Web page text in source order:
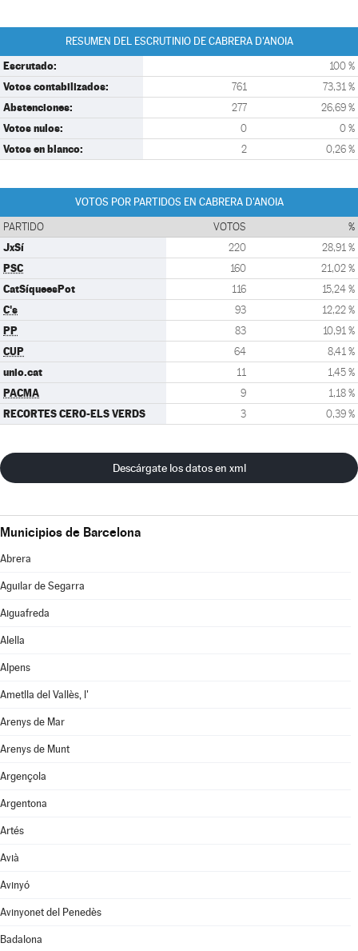
RESUMEN DEL ESCRUTINIO DE CABRERA D'ANOIA
Escrutado: 100 %
Votos contabilizados: 761 73,31 %
Abstenciones: 277 26,69 %
Votos nulos: 0 0 %
Votos en blanco: 2 0,26 %
VOTOS POR PARTIDOS EN CABRERA D'ANOIA
PARTIDO VOTOS %
JxSí 220 28,91 %
PSC 160 21,02 %
CatSíqueesPot 116 15,24 %
C's 93 12,22 %
PP 83 10,91 %
CUP 64 8,41 %
unio.cat 11 1,45 %
PACMA 9 1,18 %
RECORTES CERO-ELS VERDS 3 0,39 %
Descárgate los datos en xml
Municipios de Barcelona
Abrera
Aguilar de Segarra
Aiguafreda
Alella
Alpens
Ametlla del Vallès, l'
Arenys de Mar
Arenys de Munt
Argençola
Argentona
Artés
Avià
Avinyó
Avinyonet del Penedès
Badalona